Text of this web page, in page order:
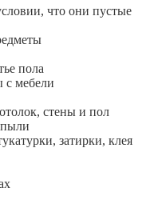
что они пустые
пола
мебели
стены и пол
пыли
затирки, клея